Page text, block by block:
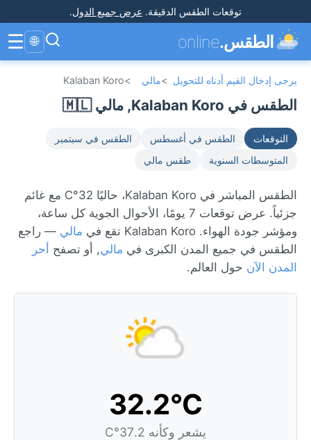
توقعات الطقس الدقيقة. عرض جميع الدول.
الطقس.online
🌐
☰
يرجى إدخال القيم أدناه للتحويل >مالي >
Kalaban Koro
الطقس في Kalaban Koro, مالي 🇲🇱
التوقعات الطقس في أغسطس
الطقس في سبتمبر
المتوسطات السنوية
طقس مالي
الطقس المباشر في Kalaban Koro، حاليًا 32°C مع غائم
جزئياً. عرض توقعات 7 يومًا، الأحوال الجوية كل ساعة،
ومؤشر جودة الهواء. Kalaban Koro تقع في
مالي — راجع
الطقس في جميع المدن الكبرى في مالي, أو تصفح أحر
المدن الآن حول العالم.
32.2°C
يشعر وكأنه 37.2°C